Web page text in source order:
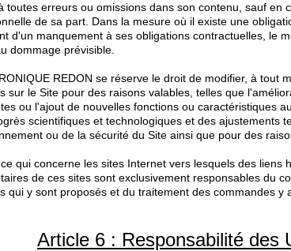
toutes erreurs ou omissions dans son contenu, sauf en
de sa part. Dans la mesure où il existe une
d'un manquement à ses obligations contractuelles, le
dommage prévisible.
REDON se réserve le droit de modifier, à tout
sur le Site pour des raisons valables, telles que
ou l'ajout de nouvelles fonctions ou caractéristiques
scientifiques et technologiques et des ajustements
ou de la sécurité du Site ainsi que pour des
qui concerne les sites Internet vers lesquels des liens
de ces sites sont exclusivement responsables du
qui y sont proposés et du traitement des commandes y
Article 6 : Responsabilité des